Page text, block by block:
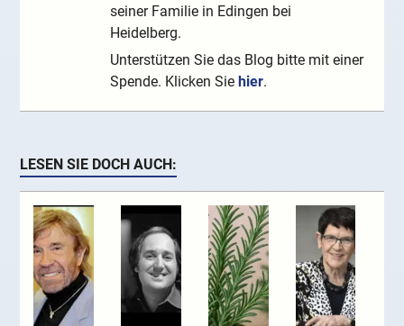
seiner Familie in Edingen bei
Heidelberg.
Unterstützen Sie das Blog bitte mit einer
Spende. Klicken Siehier.
LESEN SIE DOCH AUCH: